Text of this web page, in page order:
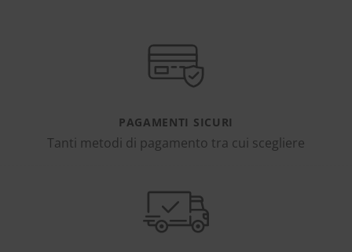
PAGAMENTI SICURI
Tanti metodi di pagamento tra cui scegliere